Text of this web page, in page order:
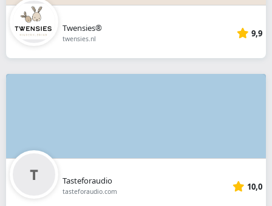
Twensies®
twensies.nl 9,9
Tasteforaudio
tasteforaudio.com 10,0